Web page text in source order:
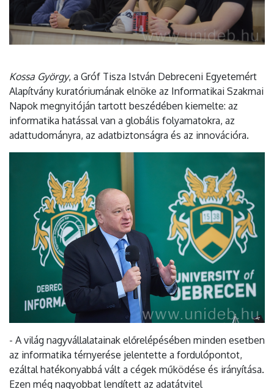
Kossa György, a Gróf Tisza István Debreceni Egyetemért
Alapítvány kuratóriumának elnöke az Informatikai Szakmai
Napok megnyitóján tartott beszédében kiemelte: az
informatika hatással van a globális folyamatokra, az
adattudományra, az adatbiztonságra és az innovációra.
- A világ nagyvállalatainak előrelépésében minden esetben
az informatika térnyerése jelentette a fordulópontot,
ezáltal hatékonyabbá vált a cégek működése és irányítása.
Ezen még nagyobbat lendített az adatátvitel